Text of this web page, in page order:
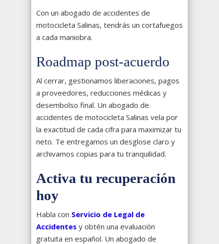
Con un abogado de accidentes de
motocicleta Salinas, tendrás un cortafuegos
a cada maniobra.
Roadmap post-acuerdo
Al cerrar, gestionamos liberaciones, pagos
a proveedores, reducciones médicas y
desembolso final. Un abogado de
accidentes de motocicleta Salinas vela por
la exactitud de cada cifra para maximizar tu
neto. Te entregamos un desglose claro y
archivamos copias para tu tranquilidad.
Activa tu recuperación
hoy
Habla con Servicio de Legal de
Accidentes y obtén una evaluación
gratuita en español. Un abogado de